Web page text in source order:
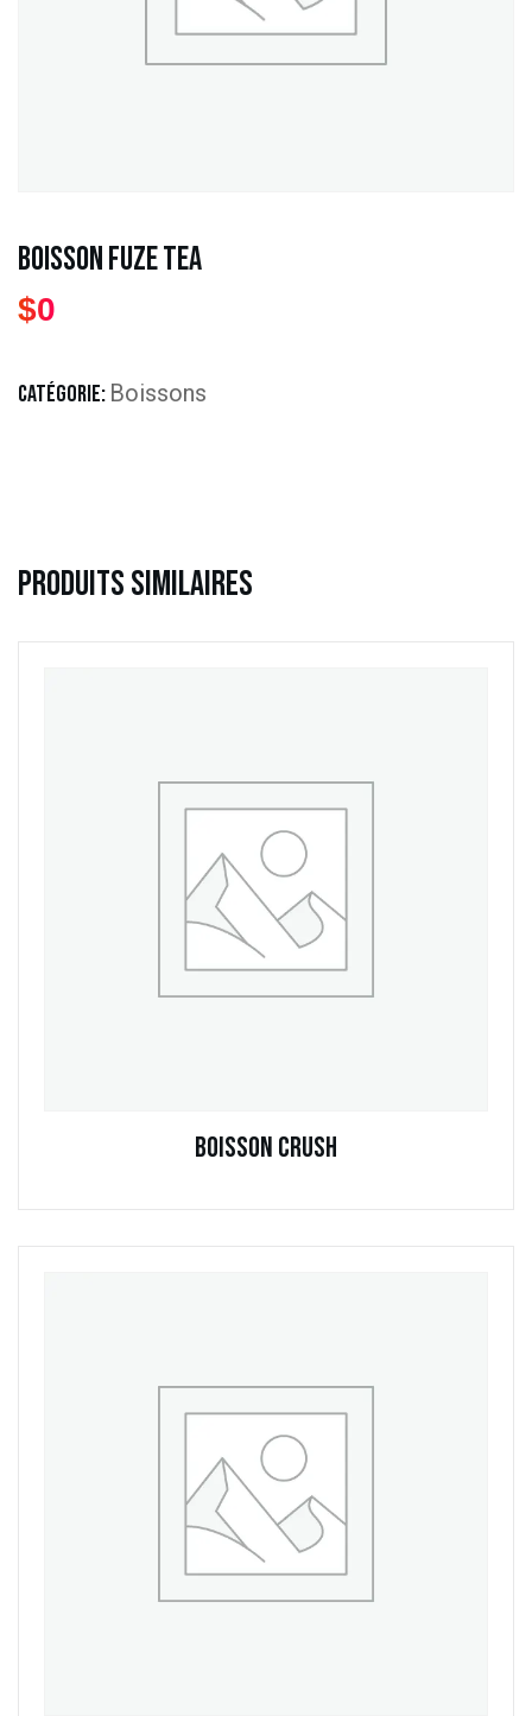
Boisson Fuze Tea
$0
CATÉGORIE: Boissons
Produits Similaires
Boisson Crush